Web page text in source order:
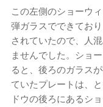
この左側のショーウ
弾ガラスでできてお
されていたので、人
ませんでした。ショ
ると、後ろのガラス
ていたプレートは、
ドウの後ろにあるシ